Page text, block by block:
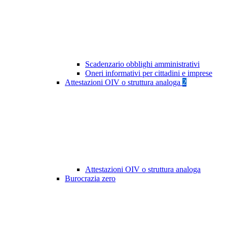
Scadenzario obblighi amministrativi
Oneri informativi per cittadini e imprese
Attestazioni OIV o struttura analoga 2
Attestazioni OIV o struttura analoga
Burocrazia zero